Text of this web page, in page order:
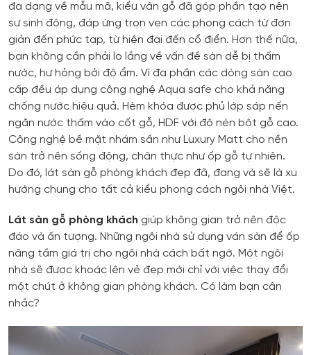
đa dạng về mẫu mã, kiểu vân gỗ đã góp phần tạo nên
sự sinh động, đáp ứng trọn vẹn các phong cách từ đơn
giản đến phức tạp, từ hiện đại đến cổ điển. Hơn thế nữa,
bạn không cần phải lo lắng về vấn đề sàn dễ bị thấm
nước, hư hỏng bởi độ ẩm. Vì đa phần các dòng sàn cao
cấp đều áp dụng công nghệ Aqua safe cho khả năng
chống nước hiệu quả. Hèm khóa được phủ lớp sáp nến
ngăn nước thấm vào cốt gỗ, HDF với độ nén bột gỗ cao.
Công nghệ bề mặt nhám sần như Luxury Matt cho nền
sàn trở nên sống động, chân thực như ốp gỗ tự nhiên.
Do đó, lát sàn gỗ phòng khách đẹp đã, đang và sẽ là xu
hướng chung cho tất cả kiểu phong cách ngôi nhà Việt.
Lát sàn gỗ phòng khách giúp không gian trở nên độc
đáo và ấn tượng. Những ngôi nhà sử dụng ván sàn để ốp
nâng tầm giá trị cho ngôi nhà cách bất ngờ. Một ngôi
nhà sẽ được khoác lên vẻ đẹp mới chỉ với việc thay đổi
một chút ở không gian phòng khách. Có làm bạn cân
nhắc?